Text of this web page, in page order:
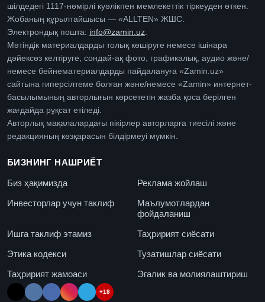
шілдедегі 1117-нөмірлі куәлікпен мемлекеттік тіркеуден өткен.
Жобаның құрылтайшысы — «ALLTEN» ЖШС.
Электрондық пошта: info@zamin.uz
Мәтіндік материалдарды толық көшіруге немесе ішінара
дәйексөз келтіруге, сондай-ақ фото, графикалық, аудио және/
немесе бейнематериалдарды пайдалануға «Zamin.uz»
сайтына гиперсілтеме болған және/немесе «Zamin» интернет-
басылымының авторлығын көрсететін жазба қоса берілген
жағдайда рұқсат етіледі.
Авторлық мақалалардағы пікірлер авторларға тиесілі және
редакцияның көзқарасын білдірмеуі мүмкін.
БИЗНИНГ НАШРИЁТ
Биз ҳақимизда
Реклама жойлаш
Инвесторлар учун таклиф
Маълумотлардан
фойдаланиш
Ишга таклиф этамиз
Таҳририят сиёсати
Этика кодекси
Тузатишлар сиёсати
Таҳририят жамоаси
Эгалик ва молиялаштириш
+18